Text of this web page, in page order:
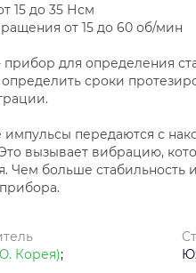
15 до 35 Нсм
от 15 до 60 об/мин
прибор для определения
сроки
передаются с
вызывает вибрацию,
Чем больше стабильность
Корея);